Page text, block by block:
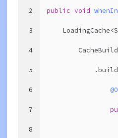
2
3
4
5
6
7
8
public void